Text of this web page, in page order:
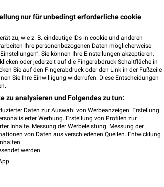
für Langen
für Bad Kreuznach
nur für unbedingt erforderliche cookie
zu, wie z. B. eindeutige IDs in cookie und anderen
Ihre personenbezogenen Daten möglicherweise
Sie können Ihre Einstellungen akzeptieren,
oder jederzeit auf die Fingerabdruck-Schaltfläche in
Sie auf den Fingerabdruck oder den Link in der Fußzeile
Sie Ihre Einwilligung widerrufen. Diese Entscheidungen
zu analysieren und Folgendes zu tun:
Daten zur Auswahl von Werbeanzeigen. Erstellung
Werbung. Erstellung von Profilen zur
Inhalte. Messung der Werbeleistung. Messung der
von Daten aus verschiedenen Quellen. Entwicklung
werden.